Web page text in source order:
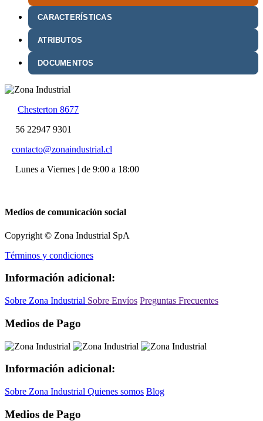
CARACTERÍSTICAS
ATRIBUTOS
DOCUMENTOS
Chesterton 8677
56 22947 9301
contacto@zonaindustrial.cl
Lunes a Viernes | de 9:00 a 18:00
Medios de comunicación social
Copyright © Zona Industrial SpA
Términos y condiciones
Información adicional:
Sobre Zona Industrial Sobre Envíos Preguntas Frecuentes
Medios de Pago
Información adicional:
Sobre Zona Industrial Quienes somos Blog
Medios de Pago